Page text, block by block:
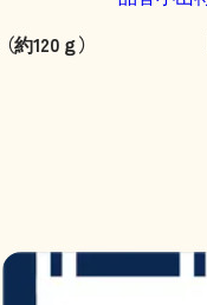
約120ｇ）